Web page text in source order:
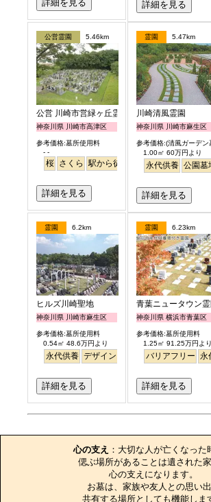
詳細を見る 詳細を見る
公営霊園 5.46km
公営 川崎市営緑ヶ丘霊園
神奈川県 川崎市高津区
参考価格:墓所使用料
- -
桜 さくら 駅から徒歩
詳細を見る
霊園 5.47km
川崎清風霊園
神奈川県 川崎市麻生区
参考価格:(清風ガーデン
1.00㎡ 60万円より
永代供養 公園墓
詳細を見る
霊園 6.2km
ヒルズ川崎聖地
神奈川県 川崎市麻生区
参考価格:墓所使用料
0.54㎡ 48.6万円より
永代供養 デザイン 駅から徒歩 明るい
詳細を見る
霊園 6.23km
青葉ニュータウン霊
神奈川県 横浜市青葉区
参考価格:墓所使用料
1.25㎡ 91.25万円より
バリアフリー 永
詳細を見る
心の支え ：大切な人が亡くなった
偲ぶ場所があることは遺された
心の支えになります。
お墓は、家族や友人との思い
共有する場所としても機能しま